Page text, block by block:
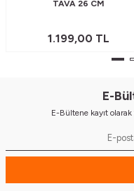
TAVA 26 CM
1.199,00 TL
E-
E-Bültene kayıt